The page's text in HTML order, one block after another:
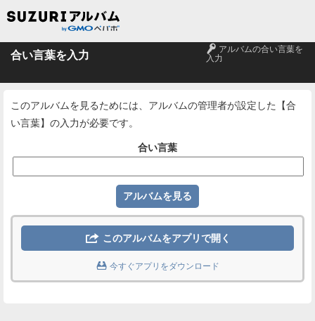
合い言葉を入力 🔑 アルバムの合い言葉を
入力
このアルバムを見るためには、アルバムの管理者が設定した【合
い言葉】の入力が必要です。
合い言葉
 このアルバムをアプリで開く
 今すぐアプリをダウンロード